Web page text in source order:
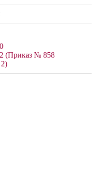
(Приказ № 858